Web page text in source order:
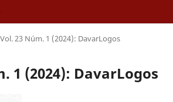
Vol. 23 Núm. 1 (2024): DavarLogos
1 (2024): DavarLogos